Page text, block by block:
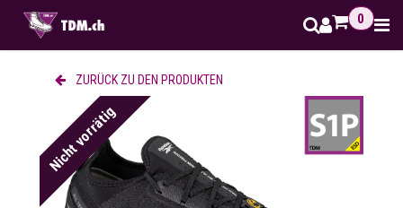
0
ZURÜCK ZU DEN PRODUKTEN
Nicht vorrätig